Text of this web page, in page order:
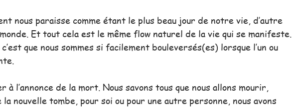
nous paraisse comme étant le plus beau jour de notre vie, d’autre
Et tout cela est le même flow naturel de la vie qui se manifeste.
c’est que nous sommes si facilement bouleversés(es) lorsque l’un ou
à l’annonce de la mort. Nous savons tous que nous allons mourir,
nouvelle tombe, pour soi ou pour une autre personne, nous avons